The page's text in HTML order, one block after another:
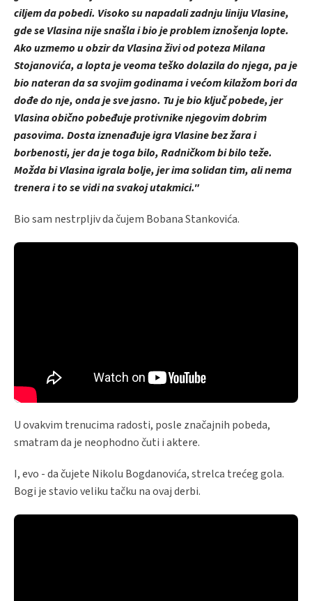
ciljem da pobedi. Visoko su napadali zadnju liniju Vlasine,
gde se Vlasina nije snašla i bio je problem iznošenja lopte.
Ako uzmemo u obzir da Vlasina živi od poteza Milana
Stojanovića, a lopta je veoma teško dolazila do njega, pa je
bio nateran da sa svojim godinama i većom kilažom bori da
dođe do nje, onda je sve jasno. Tu je bio ključ pobede, jer
Vlasina obično pobeđuje protivnike njegovim dobrim
pasovima. Dosta iznenađuje igra Vlasine bez žara i
borbenosti, jer da je toga bilo, Radničkom bi bilo teže.
Možda bi Vlasina igrala bolje, jer ima solidan tim, ali nema
trenera i to se vidi na svakoj utakmici."
Bio sam nestrpljiv da čujem Bobana Stankovića.
U ovakvim trenucima radosti, posle značajnih pobeda,
smatram da je neophodno čuti i aktere.
I, evo - da čujete Nikolu Bogdanovića, strelca trećeg gola.
Bogi je stavio veliku tačku na ovaj derbi.